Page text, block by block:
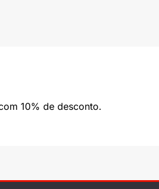
10% de desconto.